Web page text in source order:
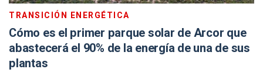
TRANSICIÓN ENERGÉTICA
Cómo es el primer parque solar de Arcor que
abastecerá el 90% de la energía de una de sus
plantas